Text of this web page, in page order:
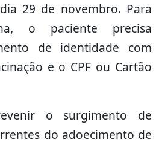
29 de novembro. Para
o paciente precisa
de identidade com
e o CPF ou Cartão
o surgimento de
do adoecimento de